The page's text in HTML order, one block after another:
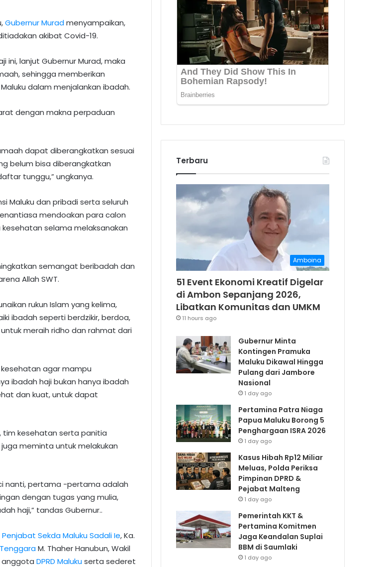
Gubernur Muradmenyampaikan,
akibat Covid-19.
ini, lanjut Gubernur Murad, maka
sehingga memberikan
dalam menjalankan ibadah.
dengan makna perpaduan
dapat diberangkatkan sesuai
belum bisa diberangkatkan
tunggu,” ungkanya.
Maluku dan pribadi serta seluruh
mendoakan para calon
selama melaksanakan
semangat beribadah dan
Allah SWT.
rukun Islam yang kelima,
ibadah seperti berdzikir, berdoa,
meraih ridho dan rahmat dari
agar mampu
ibadah haji bukan hanya ibadah
dan kuat, untuk dapat
tim kesehatan serta panitia
meminta untuk melakukan
nanti, pertama -pertama adalah
dengan tugas yang mulia,
haji,” tandas Gubernur..
Penjabat Sekda MalukuSadali Ie, Ka.
M. Thaher Hanubun, Wakil
anggota DPRD Malukuserta sederet
Terbaru
Amboina
51 Event Ekonomi Kreatif Digelar
di Ambon Sepanjang 2026,
Libatkan Komunitas dan UMKM
11 hours ago
Gubernur Minta
Kontingen Pramuka
Maluku Dikawal Hingga
Pulang dari Jambore
Nasional
1 day ago
Pertamina Patra Niaga
Papua Maluku Borong 5
Penghargaan ISRA 2026
1 day ago
Kasus Hibah Rp12 Miliar
Meluas, Polda Periksa
Pimpinan DPRD &
Pejabat Malteng
1 day ago
Pemerintah KKT &
Pertamina Komitmen
Jaga Keandalan Suplai
BBM di Saumlaki
1 day ago